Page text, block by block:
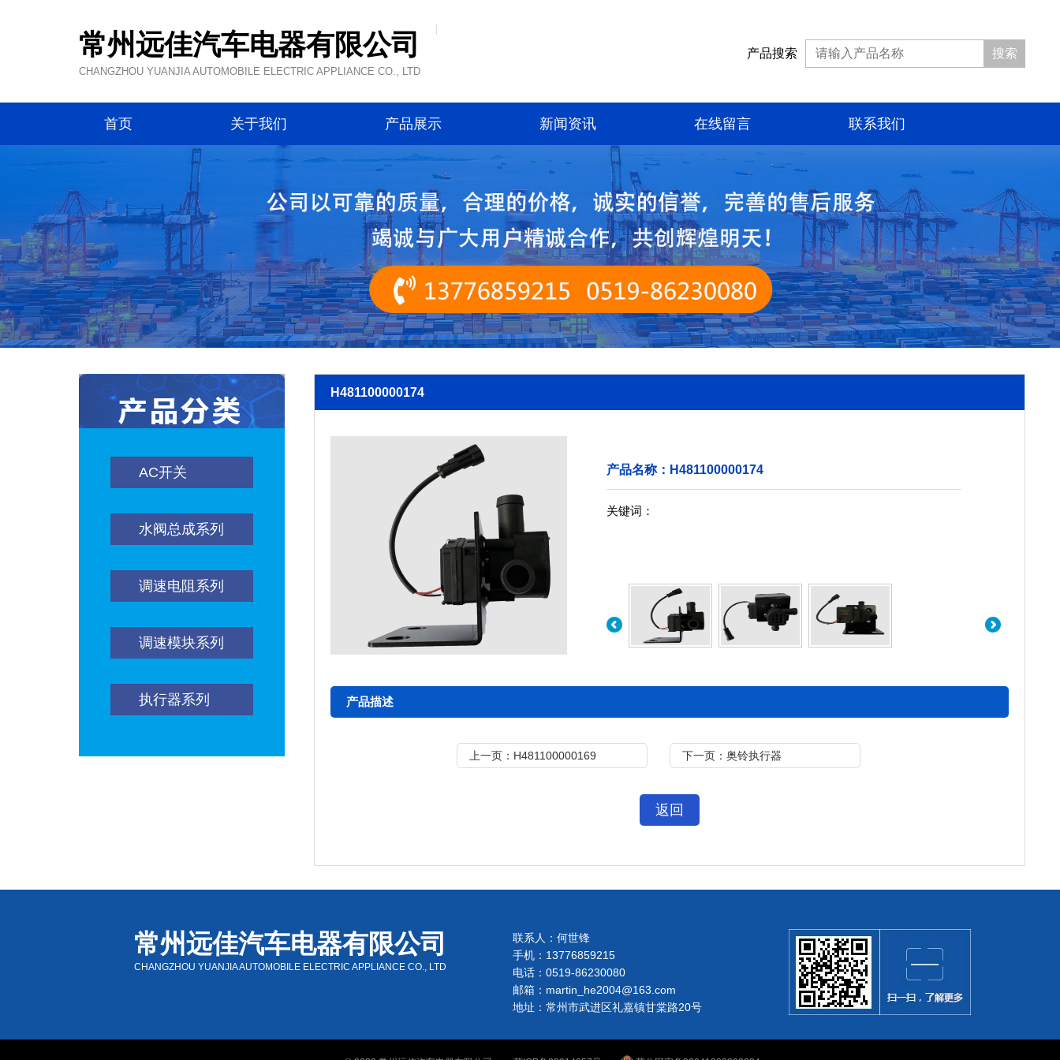
常州远佳汽车电器有限公司
CHANGZHOU YUANJIA AUTOMOBILE ELECTRIC APPLIANCE CO., LTD
产品搜索 搜索
首页 关于我们 产品展示 新闻资讯 在线留言 联系我们
AC开关
水阀总成系列
调速电阻系列
调速模块系列
执行器系列
H481100000174
产品名称：H481100000174
关键词：
产品描述
上一页：H481100000169 下一页：奥铃执行器
返回
常州远佳汽车电器有限公司
CHANGZHOU YUANJIA AUTOMOBILE ELECTRIC APPLIANCE CO., LTD
联系人：何世锋
手机：13776859215
电话：0519-86230080
邮箱：martin_he2004@163.com
地址：常州市武进区礼嘉镇甘棠路20号